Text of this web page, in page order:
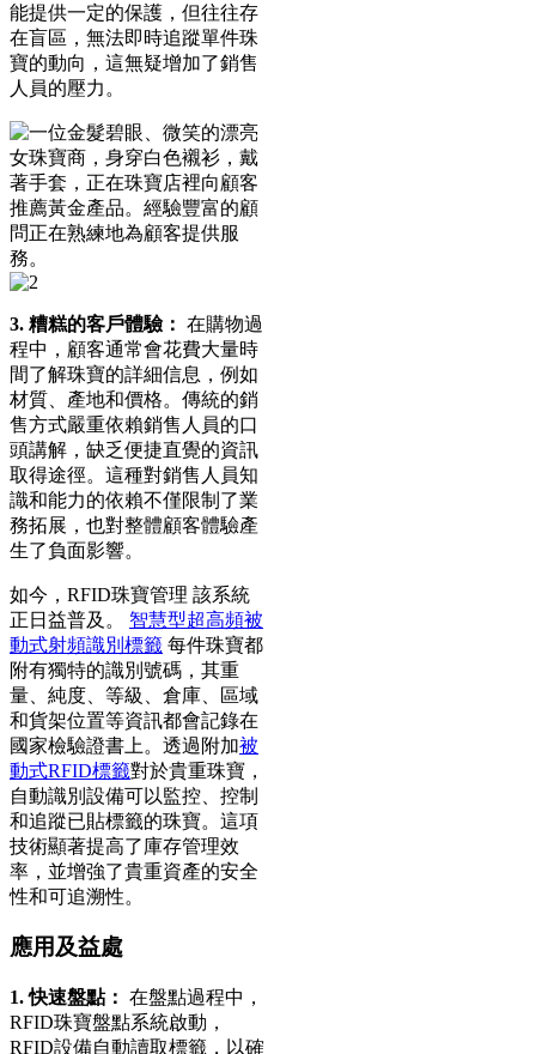
能提供一定的保護，但往往存
在盲區，無法即時追蹤單件珠
寶的動向，這無疑增加了銷售
人員的壓力。
3. 糟糕的客戶體驗： 在購物過
程中，顧客通常會花費大量時
間了解珠寶的詳細信息，例如
材質、產地和價格。傳統的銷
售方式嚴重依賴銷售人員的口
頭講解，缺乏便捷直覺的資訊
取得途徑。這種對銷售人員知
識和能力的依賴不僅限制了業
務拓展，也對整體顧客體驗產
生了負面影響。
如今，RFID珠寶管理 該系統
正日益普及。 智慧型超高頻被
動式射頻識別標籤 每件珠寶都
附有獨特的識別號碼，其重
量、純度、等級、倉庫、區域
和貨架位置等資訊都會記錄在
國家檢驗證書上。透過附加被
動式RFID標籤對於貴重珠寶，
自動識別設備可以監控、控制
和追蹤已貼標籤的珠寶。這項
技術顯著提高了庫存管理效
率，並增強了貴重資產的安全
性和可追溯性。
應用及益處
1. 快速盤點： 在盤點過程中，
RFID珠寶盤點系統啟動，
RFID設備自動讀取標籤，以確